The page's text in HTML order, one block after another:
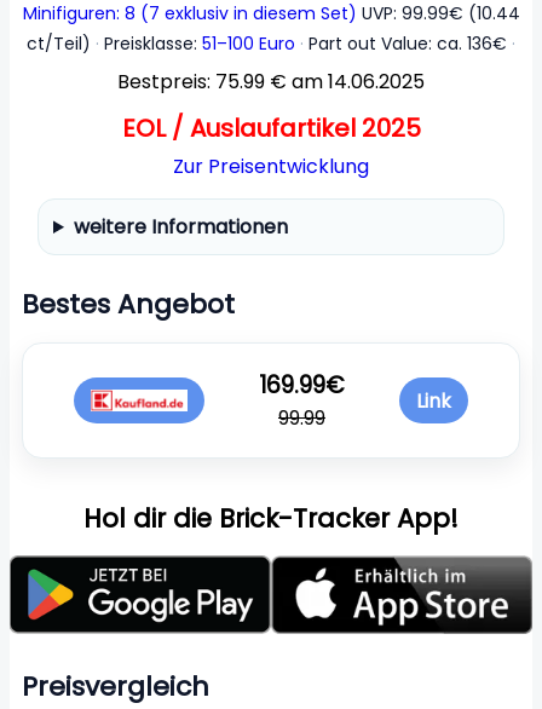
Minifiguren: 8 (7 exklusiv in diesem Set) UVP: 99.99€ (10.44
ct/Teil)
Preisklasse: 51–100 Euro Part out Value: ca. 136€
Bestpreis: 75.99 € am 14.06.2025
EOL / Auslaufartikel 2025
Zur Preisentwicklung
weitere Informationen
Bestes Angebot
169.99€
99.99
Link
Hol dir die Brick-Tracker App!
Preisvergleich